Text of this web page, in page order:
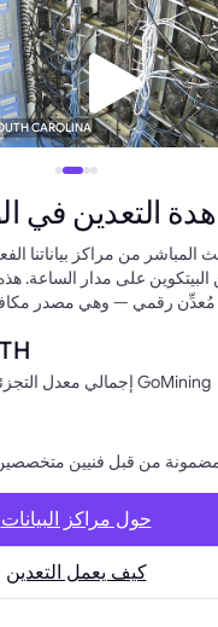
CAROLINA
التعدين في
من مراكز بياناتنا
على مدار الساعة.
رقمي — وهي مصدر مكافآت
إجمالي معدل التجزئة في مراكز بيانات GoMining
من قبل فنيين
حول مراكز البيانات
كيف يعمل التعدين